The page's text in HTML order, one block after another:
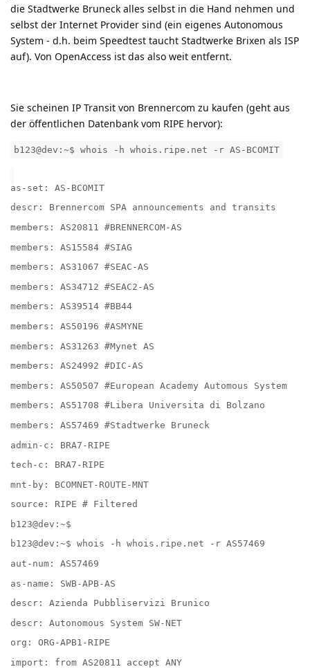
die Stadtwerke Bruneck alles selbst in die Hand nehmen und
selbst der Internet Provider sind (ein eigenes Autonomous
System - d.h. beim Speedtest taucht Stadtwerke Brixen als ISP
auf). Von OpenAccess ist das also weit entfernt.
Sie scheinen IP Transit von Brennercom zu kaufen (geht aus
der öffentlichen Datenbank vom RIPE hervor):
b123@dev:~$ whois -h whois.ripe.net -r AS-BCOMIT
as-set: AS-BCOMIT
descr: Brennercom SPA announcements and transits
members: AS20811 #BRENNERCOM-AS
members: AS15584 #SIAG
members: AS31067 #SEAC-AS
members: AS34712 #SEAC2-AS
members: AS39514 #BB44
members: AS50196 #ASMYNE
members: AS31263 #Mynet AS
members: AS24992 #DIC-AS
members: AS50507 #European Academy Automous System
members: AS51708 #Libera Universita di Bolzano
members: AS57469 #Stadtwerke Bruneck
admin-c: BRA7-RIPE
tech-c: BRA7-RIPE
mnt-by: BCOMNET-ROUTE-MNT
source: RIPE # Filtered
b123@dev:~$
b123@dev:~$ whois -h whois.ripe.net -r AS57469
aut-num: AS57469
as-name: SWB-APB-AS
descr: Azienda Pubbliservizi Brunico
descr: Autonomous System SW-NET
org: ORG-APB1-RIPE
import: from AS20811 accept ANY